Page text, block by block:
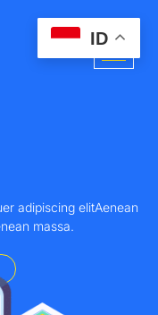
adipiscing elitAenean
massa.
ID